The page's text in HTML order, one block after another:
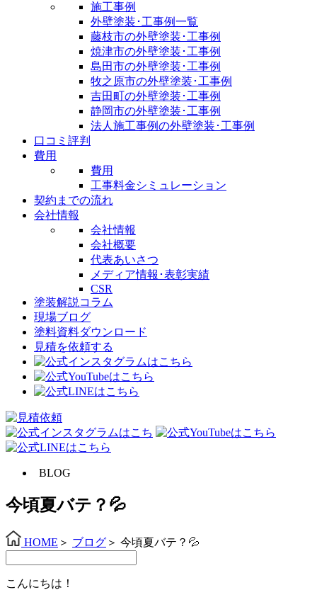
施工事例
外壁塗装･工事例一覧
藤枝市の外壁塗装･工事例
焼津市の外壁塗装･工事例
島田市の外壁塗装･工事例
牧之原市の外壁塗装･工事例
吉田町の外壁塗装･工事例
静岡市の外壁塗装･工事例
法人施工事例の外壁塗装･工事例
口コミ評判
費用
費用
工事料金シミュレーション
契約までの流れ
会社情報
会社情報
会社概要
代表あいさつ
メディア情報･表彰実績
CSR
塗装解説コラム
現場ブログ
塗料資料ダウンロード
見積を依頼する
BLOG
今頃夏バテ？💦
HOME ＞ ブログ ＞ 今頃夏バテ？💦
こんにちは！